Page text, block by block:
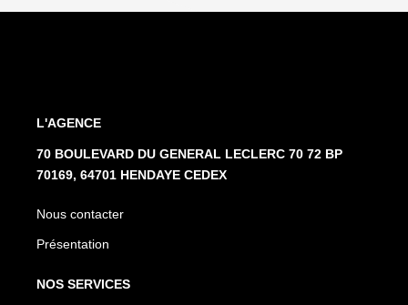
L'AGENCE
70 BOULEVARD DU GENERAL LECLERC 70 72 BP
70169, 64701 HENDAYE CEDEX
Nous contacter
Présentation
NOS SERVICES